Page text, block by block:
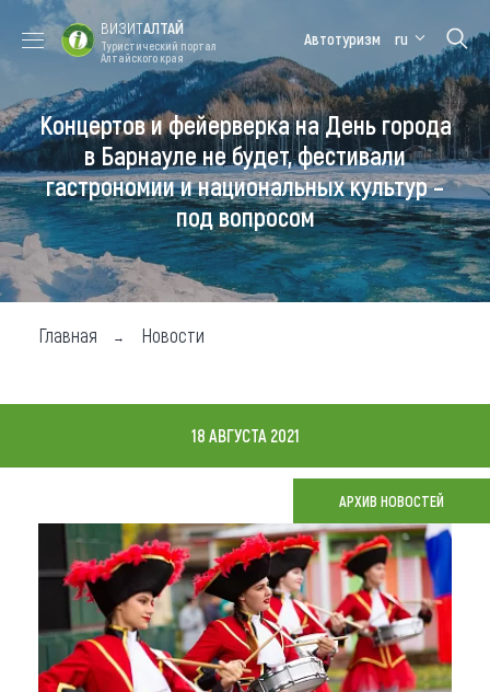
Форум VISIT
ALTAI
Цветение
маральника
Медицинский
форум
Алтайская
зимовка
Туры
Где побывать
Чем заняться
Где остановиться
Что привезти (сувениры)
О регионе
Коллекция впечатлений
Другие рубрики
ВИЗИТАЛТАЙ
Туристический портал
Алтайского края
Автотуризм ru
Концертов и фейерверка на День города
в Барнауле не будет, фестивали
гастрономии и национальных культур –
под вопросом
Главная Новости
18 АВГУСТА 2021
АРХИВ НОВОСТЕЙ